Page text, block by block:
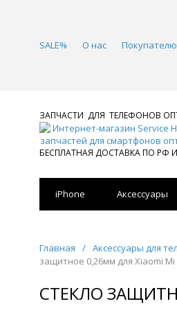
SALE% О нас Покупателю
ЗАПЧАСТИ ДЛЯ ТЕЛЕФОНОВ
БЕСПЛАТНАЯ ДОСТАВКА ПО РФ
iPhone Аксессуары
Главная / Аксессуары для
защитное 0,26мм для Xiaomi
СТЕКЛО